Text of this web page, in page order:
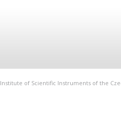
Institute of Scientific Instruments of the